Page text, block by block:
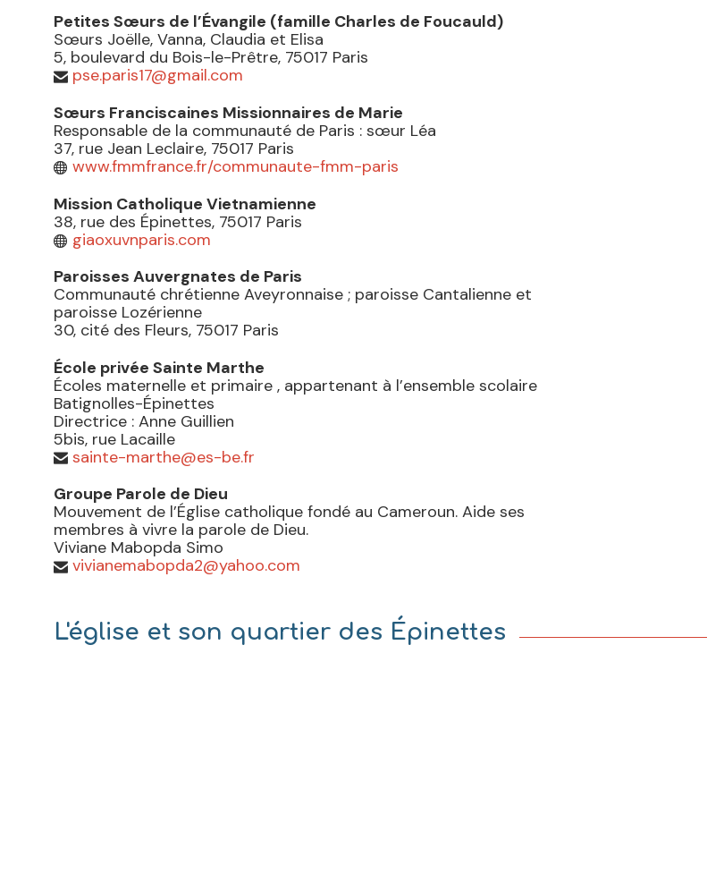
Petites Sœurs de l’Évangile (famille Charles de Foucauld)
Sœurs Joëlle, Vanna, Claudia et Elisa
5, boulevard du Bois-le-Prêtre, 75017 Paris
 pse.paris17@gmail.com
Sœurs Franciscaines Missionnaires de Marie
Responsable de la communauté de Paris : sœur Léa
37, rue Jean Leclaire, 75017 Paris
 www.fmmfrance.fr/communaute-fmm-paris
Mission Catholique Vietnamienne
38, rue des Épinettes, 75017 Paris
 giaoxuvnparis.com
Paroisses Auvergnates de Paris
Communauté chrétienne Aveyronnaise ; paroisse Cantalienne et
paroisse Lozérienne
30, cité des Fleurs, 75017 Paris
École privée Sainte Marthe
Écoles maternelle et primaire , appartenant à l’ensemble scolaire
Batignolles-Épinettes
Directrice : Anne Guillien
5bis, rue Lacaille
 sainte-marthe@es-be.fr
Groupe Parole de Dieu
Mouvement de l’Église catholique fondé au Cameroun. Aide ses
membres à vivre la parole de Dieu.
Viviane Mabopda Simo
 vivianemabopda2@yahoo.com
L'église et son quartier des Épinettes